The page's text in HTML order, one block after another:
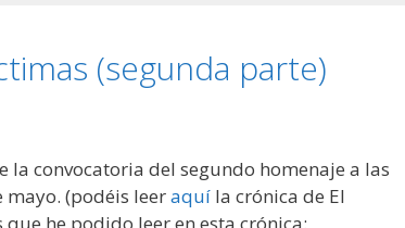
(segunda parte)
convocatoria del segundo homenaje a las
mayo. (podéis leeraquí la crónica de El